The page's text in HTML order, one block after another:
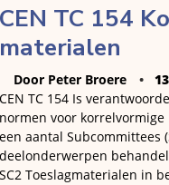
CEN TC 154
materialen
Door Peter Broere
CEN TC 154 Is
normen voor korrelvormige
een aantal Subcommittees
deelonderwerpen
SC2 Toeslagmaterialen in